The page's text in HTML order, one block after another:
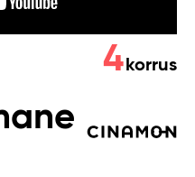
4 korrus